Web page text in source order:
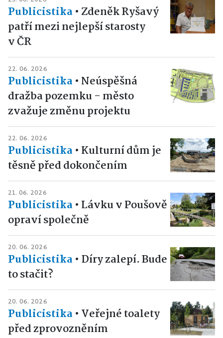
Publicistika• Zdeněk Ryšavý
patří mezi nejlepší starosty
v ČR
22. 06. 2026
Publicistika• Neúspěšná
dražba pozemku - město
zvažuje změnu projektu
22. 06. 2026
Publicistika• Kulturní dům je
těsně před dokončením
21. 06. 2026
Publicistika• Lávku v Poušově
opraví společně
20. 06. 2026
Publicistika• Díry zalepí. Bude
to stačit?
20. 06. 2026
Publicistika• Veřejné toalety
před zprovozněním